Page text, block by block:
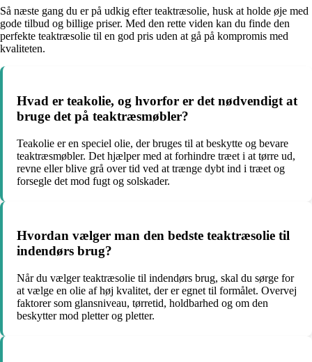
Så næste gang du er på udkig efter teaktræsolie, husk at holde øje med
gode tilbud og billige priser. Med den rette viden kan du finde den
perfekte teaktræsolie til en god pris uden at gå på kompromis med
kvaliteten.
Hvad er teakolie, og hvorfor er det nødvendigt at
bruge det på teaktræsmøbler?
Teakolie er en speciel olie, der bruges til at beskytte og bevare
teaktræsmøbler. Det hjælper med at forhindre træet i at tørre ud,
revne eller blive grå over tid ved at trænge dybt ind i træet og
forsegle det mod fugt og solskader.
Hvordan vælger man den bedste teaktræsolie til
indendørs brug?
Når du vælger teaktræsolie til indendørs brug, skal du sørge for
at vælge en olie af høj kvalitet, der er egnet til formålet. Overvej
faktorer som glansniveau, tørretid, holdbarhed og om den
beskytter mod pletter og pletter.